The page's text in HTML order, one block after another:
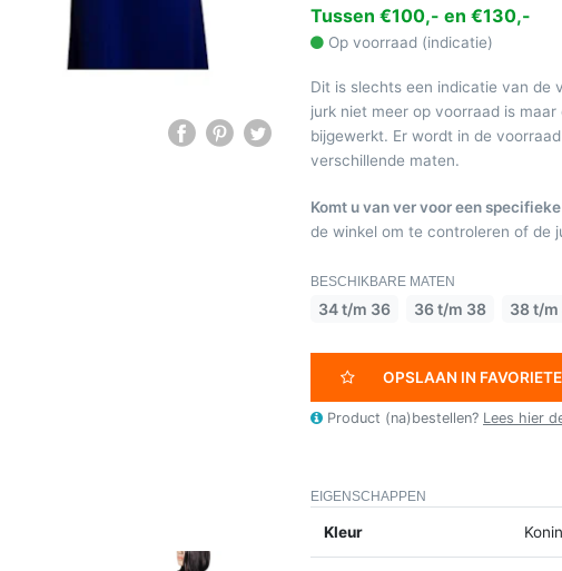
Tussen €100,- en €130,-
Op voorraad (indicatie)
Dit is slechts een indicatie van de
jurk niet meer op voorraad is
bijgewerkt. Er wordt in de
verschillende maten.
Komt u van ver voor een
de winkel om te controleren of de
BESCHIKBARE MATEN
34 t/m 36 36 t/m 38 38 t/m
OPSLAAN IN
Product (na)bestellen? Lees hier
EIGENSCHAPPEN
Kleur